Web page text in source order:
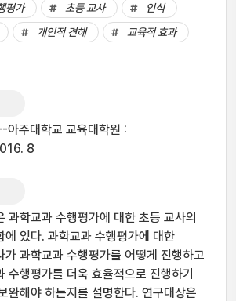
평가 초등 교사
인식
개인적 견해
교육적 효과
아주대학교 교육대학원 :
8
과학교과 수행평가에 대한 초등 교사의
에 있다. 과학교과 수행평가에 대한
가 과학교과 수행평가를 어떻게 진행하고
수행평가를 더욱 효율적으로 진행하기
완해야 하는지를 설명한다. 연구대상은